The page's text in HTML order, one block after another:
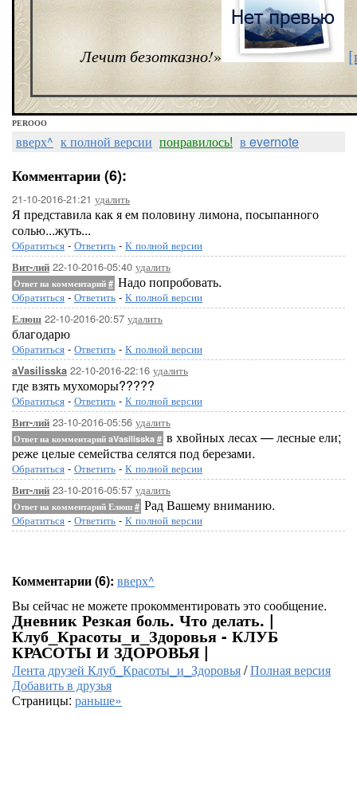
Лечит безотказно!»
PEROOO
вверх^ к полной версии понравилось! в evernote
Комментарии (6):
21-10-2016-21:21 удалить
Я представила как я ем половину лимона, посыпанного
солью...жуть...
Обратиться - Ответить - К полной версии
Вит-лий 22-10-2016-05:40 удалить
Ответ на комментарий # Надо попробовать.
Обратиться - Ответить - К полной версии
Елюш 22-10-2016-20:57 удалить
благодарю
Обратиться - Ответить - К полной версии
aVasilisska 22-10-2016-22:16 удалить
где взять мухоморы?????
Обратиться - Ответить - К полной версии
Вит-лий 23-10-2016-05:56 удалить
Ответ на комментарий aVasilisska # в хвойных лесах — лесные ели;
реже целые семейства селятся под березами.
Обратиться - Ответить - К полной версии
Вит-лий 23-10-2016-05:57 удалить
Ответ на комментарий Елюш # Рад Вашему вниманию.
Обратиться - Ответить - К полной версии
Комментарии (6): вверх^
Вы сейчас не можете прокомментировать это сообщение.
Дневник Резкая боль. Что делать. |
Клуб_Красоты_и_Здоровья - КЛУБ
КРАСОТЫ И ЗДОРОВЬЯ |
Лента друзей Клуб_Красоты_и_Здоровья/Полная версия
Добавить в друзья
Страницы: раньше»